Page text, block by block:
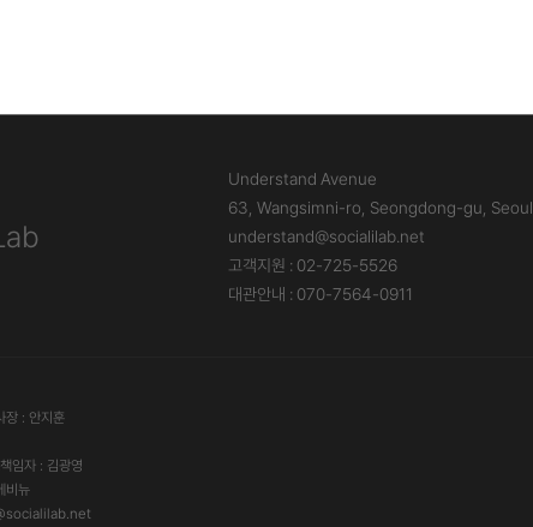
Understand Avenue
63, Wangsimni-ro, Seongdong-gu, Seoul
understand@socialilab.net
고객지원 : 02-725-5526
대관안내 : 070-7564-0911
장 : 안지훈
임자 : 김광영
비뉴